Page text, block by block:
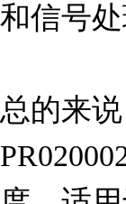
和信号处
总的来说